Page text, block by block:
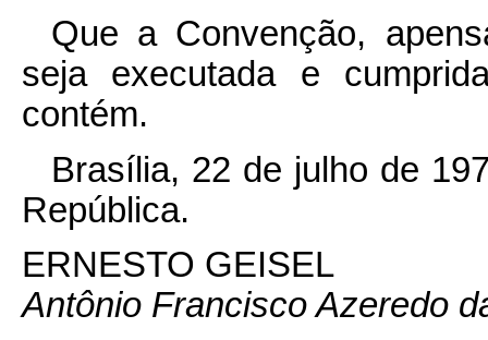
Que a Convenção,
seja executada e
contém.
Brasília, 22 de julho de
República.
ERNESTO GEISEL
Antônio Francisco Azeredo